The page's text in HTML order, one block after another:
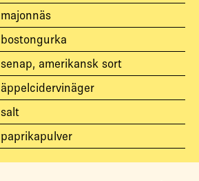
majonnäs
bostongurka
senap, amerikansk sort
äppelcidervinäger
salt
paprikapulver